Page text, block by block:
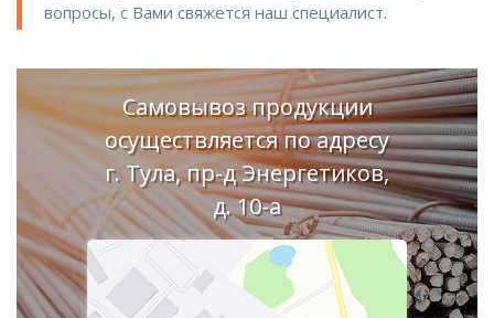
вопросы, с Вами свяжется наш специалист.
Самовывоз продукции
осуществляется по адресу
г. Тула, пр-д Энергетиков,
д. 10-а